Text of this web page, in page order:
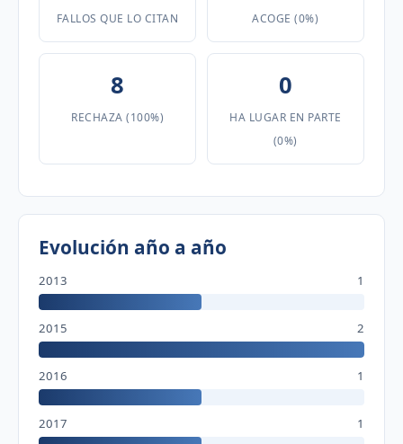
FALLOS QUE LO CITAN ACOGE (0%)
8
RECHAZA (100%)
0
HA LUGAR EN PARTE
(0%)
Evolución año a año
2013 1
2015 2
2016 1
2017 1